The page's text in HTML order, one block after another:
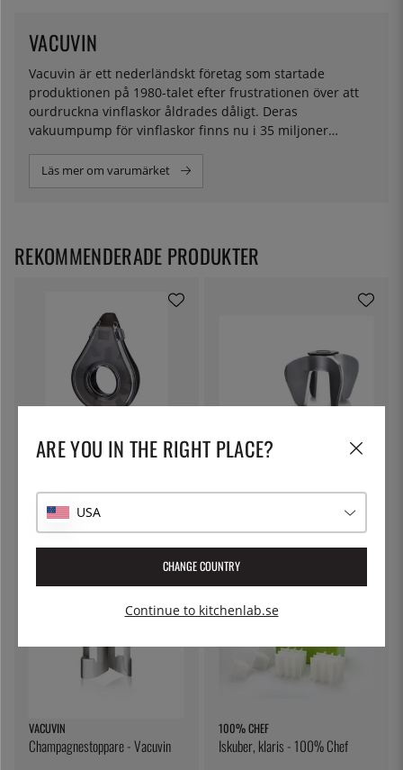
Vacuvin är ett nederländskt företag som startade
produktionen på 1980-talet efter frustrationen över att
ourdruckna vinflaskor åldrades dåligt. Deras
vakuumpump för vinflaskor finns nu i 35 miljoner
både användbara och nischade tillbehör till dryck.
VACUVIN
Läs mer om varumärket
VACUVIN
249:-
VACUVIN
VACUVIN
Champagnestoppare - Vacuvin
100% CHEF
Iskuber, klaris - 100% Chef
REKOMMENDERADE PRODUKTER
ARE YOU IN THE RIGHT PLACE?
USA
CHANGE COUNTRY
Continue to kitchenlab.se